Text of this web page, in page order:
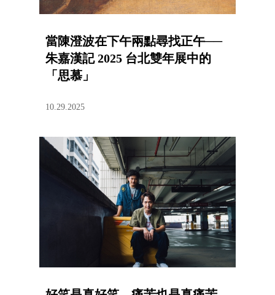
當陳澄波在下午兩點尋找正午──
朱嘉漢記 2025 台北雙年展中的
「思慕」
10.29.2025